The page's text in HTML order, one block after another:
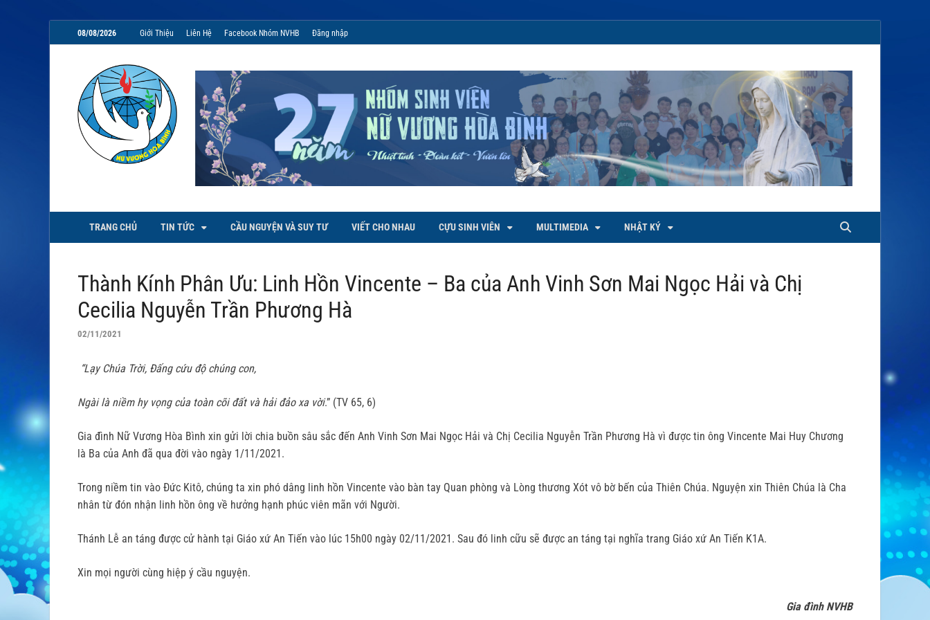
08/08/2026 Giới Thiệu Liên Hệ Facebook Nhóm NVHB Đăng nhập
NVHB.NET
Nhóm Sinh Viên Nữ Vương Hoà Bình
TRANG CHỦ TIN TỨC CẦU NGUYỆN VÀ SUY TƯ VIẾT CHO NHAU CỰU SINH VIÊN MULTIMEDIA NHẬT KÝ
Thành Kính Phân Ưu: Linh Hồn Vincente – Ba của Anh Vinh Sơn Mai Ngọc Hải và Chị
Cecilia Nguyễn Trần Phương Hà
02/11/2021
“Lạy Chúa Trời, Đấng cứu độ chúng con,
Ngài là niềm hy vọng của toàn cõi đất và hải đảo xa vời.” (TV 65, 6)
Gia đình Nữ Vương Hòa Bình xin gửi lời chia buồn sâu sắc đến Anh Vinh Sơn Mai Ngọc Hải và Chị Cecilia Nguyễn Trần Phương Hà vì được tin ông Vincente Mai Huy Chương
là Ba của Anh đã qua đời vào ngày 1/11/2021.
Trong niềm tin vào Đức Kitô, chúng ta xin phó dâng linh hồn Vincente vào bàn tay Quan phòng và Lòng thương Xót vô bờ bến của Thiên Chúa. Nguyện xin Thiên Chúa là Cha
nhân từ đón nhận linh hồn ông về hưởng hạnh phúc viên mãn với Người.
Thánh Lễ an táng được cử hành tại Giáo xứ An Tiến vào lúc 15h00 ngày 02/11/2021. Sau đó linh cữu sẽ được an táng tại nghĩa trang Giáo xứ An Tiến K1A.
Xin mọi người cùng hiệp ý cầu nguyện.
Gia đình NVHB